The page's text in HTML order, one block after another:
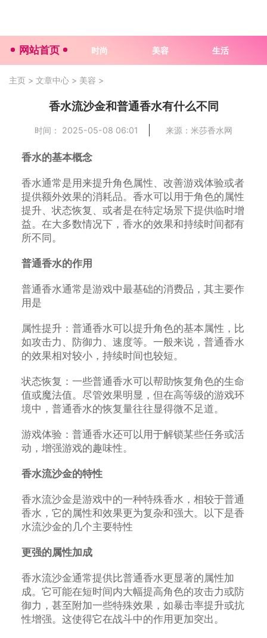
网站首页 时尚 美容 生活
主页 > 文章中心 > 美容 >
香水流沙金和普通香水有什么不同
时间： 2025-05-08 06:01 来源：米莎香水网
香水的基本概念
香水通常是用来提升角色属性、改善游戏体验或者
提供额外效果的消耗品。香水可以用于角色的属性
提升、状态恢复、或者是在特定场景下提供临时增
益。在大多数情况下，香水的效果和持续时间都有
所不同。
普通香水的作用
普通香水通常是游戏中最基础的消费品，其主要作
用是
属性提升：普通香水可以提升角色的基本属性，比
如攻击力、防御力、速度等。一般来说，普通香水
的效果相对较小，持续时间也较短。
状态恢复：一些普通香水可以帮助恢复角色的生命
值或魔法值。尽管效果明显，但在高等级的游戏环
境中，普通香水的恢复量往往显得微不足道。
游戏体验：普通香水还可以用于解锁某些任务或活
动，增强游戏的趣味性。
香水流沙金的特性
香水流沙金是游戏中的一种特殊香水，相较于普通
香水，它的属性和效果更为复杂和强大。以下是香
水流沙金的几个主要特性
更强的属性加成
香水流沙金通常提供比普通香水更显著的属性加
成。它可能在短时间内大幅提高角色的攻击力或防
御力，甚至附加一些特殊效果，如暴击率提升或抗
性增强。这使得它在战斗中的作用更加突出。